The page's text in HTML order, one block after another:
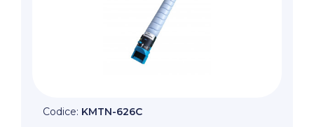
Codice: KMTN-626C